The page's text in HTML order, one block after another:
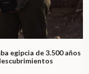
egipcia de 3.500 años